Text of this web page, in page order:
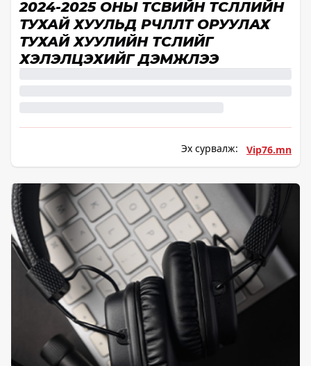
2024-2025 ОНЫ ТӨСВИЙН ТӨСӨӨЛЛИЙН
ТУХАЙ ХУУЛЬД ӨӨРЧЛӨЛТ ОРУУЛАХ
ТУХАЙ ХУУЛИЙН ТӨСЛИЙГ
ХЭЛЭЛЦЭХИЙГ ДЭМЖЛЭЭ
Эх сурвалж: Vip76.mn